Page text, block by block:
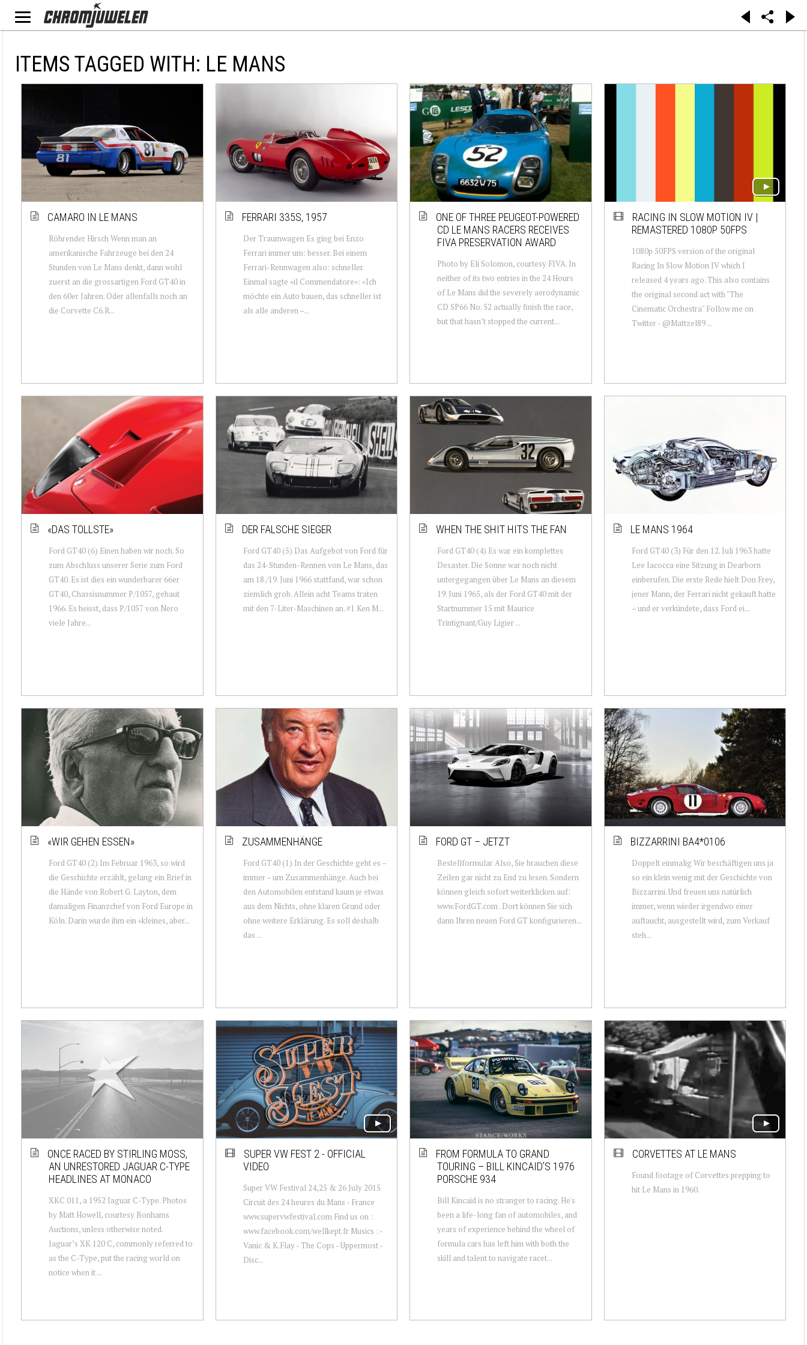
ITEMS TAGGED WITH: LE MANS
CAMARO IN LE MANS
Röhrender Hirsch Wenn man an
amerikanische Fahrzeuge bei den 24
Stunden von Le Mans denkt, dann wohl
zuerst an die grossartigen Ford GT40 in
den 60er Jahren. Oder allenfalls noch an
die Corvette C6.R...
FERRARI 335S, 1957
Der Traumwagen Es ging bei Enzo
Ferrari immer um: besser. Bei einem
Ferrari-Rennwagen also: schneller.
Einmal sagte «il Commendatore»: «Ich
möchte ein Auto bauen, das schneller ist
als alle anderen –...
ONE OF THREE PEUGEOT-POWERED
CD LE MANS RACERS RECEIVES
FIVA PRESERVATION AWARD
Photo by Eli Solomon, courtesy FIVA. In
neither of its two entries in the 24 Hours
of Le Mans did the severely aerodynamic
CD SP66 No. 52 actually finish the race,
but that hasn’t stopped the current...
RACING IN SLOW MOTION IV |
REMASTERED 1080P 50FPS
1080p 50FPS version of the original
Racing In Slow Motion IV which I
released 4 years ago. This also contains
the original second act with "The
Cinematic Orchestra" Follow me on
Twitter - @Mattzel89 ...
«DAS TOLLSTE»
Ford GT40 (6) Einen haben wir noch. So
zum Abschluss unserer Serie zum Ford
GT40. Es ist dies ein wunderbarer 66er
GT40, Chassisnummer P/1057, gebaut
1966. Es heisst, dass P/1057 von Nero
viele Jahre...
DER FALSCHE SIEGER
Ford GT40 (5) Das Aufgebot von Ford für
das 24-Stunden-Rennen von Le Mans, das
am 18./19. Juni 1966 stattfand, war schon
ziemlich grob. Allein acht Teams traten
mit den 7-Liter-Maschinen an. #1 Ken M...
WHEN THE SHIT HITS THE FAN
Ford GT40 (4) Es war ein komplettes
Desaster. Die Sonne war noch nicht
untergegangen über Le Mans an diesem
19. Juni 1965, als der Ford GT40 mit der
Startnummer 15 mit Maurice
Trintignant/Guy Ligier ...
LE MANS 1964
Ford GT40 (3) Für den 12. Juli 1963 hatte
Lee Iacocca eine Sitzung in Dearborn
einberufen. Die erste Rede hielt Don Frey,
jener Mann, der Ferrari nicht gekauft hatte
– und er verkündete, dass Ford ei...
«WIR GEHEN ESSEN»
Ford GT40 (2) Im Februar 1963, so wird
die Geschichte erzählt, gelang ein Brief in
die Hände von Robert G. Layton, dem
damaligen Finanzchef von Ford Europe in
Köln. Darin wurde ihm ein «kleines, aber...
ZUSAMMENHÄNGE
Ford GT40 (1) In der Geschichte geht es –
immer – um Zusammenhänge. Auch bei
den Automobilen entstand kaum je etwas
aus dem Nichts, ohne klaren Grund oder
ohne weitere Erklärung. Es soll deshalb
das ...
FORD GT – JETZT
Bestellformular Also, Sie brauchen diese
Zeilen gar nicht zu End zu lesen. Sondern
können gleich sofort weiterklicken auf:
www.FordGT.com . Dort können Sie sich
dann Ihren neuen Ford GT konfigurieren...
BIZZARRINI BA4*0106
Doppelt einmalig Wir beschäftigen uns ja
so ein klein wenig mit der Geschichte von
Bizzarrini. Und freuen uns natürlich
immer, wenn wieder irgendwo einer
auftaucht, ausgestellt wird, zum Verkauf
steh...
ONCE RACED BY STIRLING MOSS,
AN UNRESTORED JAGUAR C-TYPE
HEADLINES AT MONACO
XKC 011, a 1952 Jaguar C-Type. Photos
by Matt Howell, courtesy Bonhams
Auctions, unless otherwise noted.
Jaguar’s XK 120 C, commonly referred to
as the C-Type, put the racing world on
notice when it ...
SUPER VW FEST 2 - OFFICIAL
VIDEO
Super VW Festival 24,25 & 26 July 2015
Circuit des 24 heures du Mans - France
www.supervwfestival.com Find us on :
www.facebook.com/wellkept.fr Musics : -
Vanic & K.Flay - The Cops - Uppermost -
Disc...
FROM FORMULA TO GRAND
TOURING – BILL KINCAID’S 1976
PORSCHE 934
Bill Kincaid is no stranger to racing. He's
been a life-long fan of automobiles, and
years of experience behind the wheel of
formula cars has left him with both the
skill and talent to navigate racet...
CORVETTES AT LE MANS
Found footage of Corvettes prepping to
hit Le Mans in 1960.